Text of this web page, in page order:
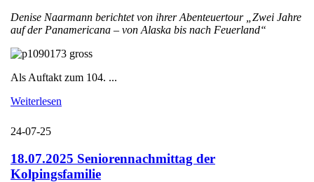
Denise Naarmann berichtet von ihrer Abenteuertour „Zwei Jahre
auf der Panamericana – von Alaska bis nach Feuerland“
Als Auftakt zum 104. ...
Weiterlesen
24-07-25
18.07.2025 Seniorennachmittag der
Kolpingsfamilie